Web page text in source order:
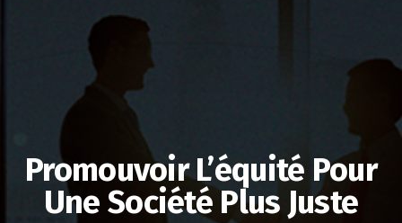
Promouvoir L’équité Pour
Une Société Plus Juste